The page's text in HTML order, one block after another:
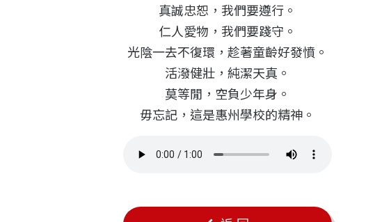
真誠忠恕，我們要遵行。
仁人愛物，我們要踐守。
光陰一去不復環，趁著童齡好發憤。
活潑健壯，純潔天真。
莫等閒，空負少年身。
毋忘記，這是惠州學校的精神。